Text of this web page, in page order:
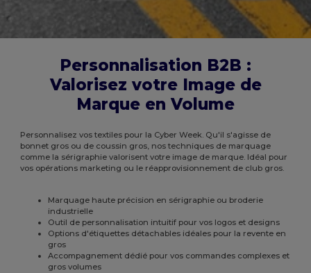
Personnalisation B2B :
Valorisez votre Image de
Marque en Volume
Personnalisez vos textiles pour la Cyber Week. Qu'il s'agisse de
bonnet gros ou de coussin gros, nos techniques de marquage
comme la sérigraphie valorisent votre image de marque. Idéal pour
vos opérations marketing ou le réapprovisionnement de club gros.
Marquage haute précision en sérigraphie ou broderie
industrielle
Outil de personnalisation intuitif pour vos logos et designs
Options d'étiquettes détachables idéales pour la revente en
gros
Accompagnement dédié pour vos commandes complexes et
gros volumes